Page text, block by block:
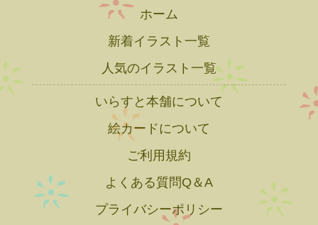
ホーム
新着イラスト一覧
人気のイラスト一覧
いらすと本舗について
絵カードについて
ご利用規約
よくある質問Q＆A
プライバシーポリシー